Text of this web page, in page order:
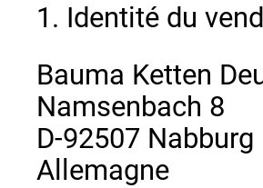
1. Identité du
Bauma Ketten
Namsenbach 8
D-92507 Nabburg
Allemagne